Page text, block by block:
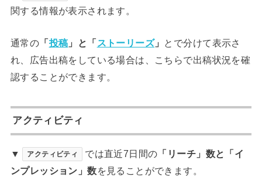
関する情報が表示されます。
通常の 「投稿 」と「 ストーリーズ」 とで分けて表示さ
れ、広告出稿をしている場合は、こちらで出稿状況を確
認することができます。
アクティビティ
▼ アクティビティ では直近7日間の 「リーチ」数と「イ
ンプレッション」数を見ることができます。